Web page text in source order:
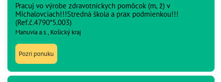
Pracuj vo výrobe zdravotníckych pomôcok (m, ž) v
Michalovciach!!!Stredná škola a prax podmienkou!!!
(Ref.č.4790*5.003)
Manuvia a.s., Košický kraj
Pozri ponuku